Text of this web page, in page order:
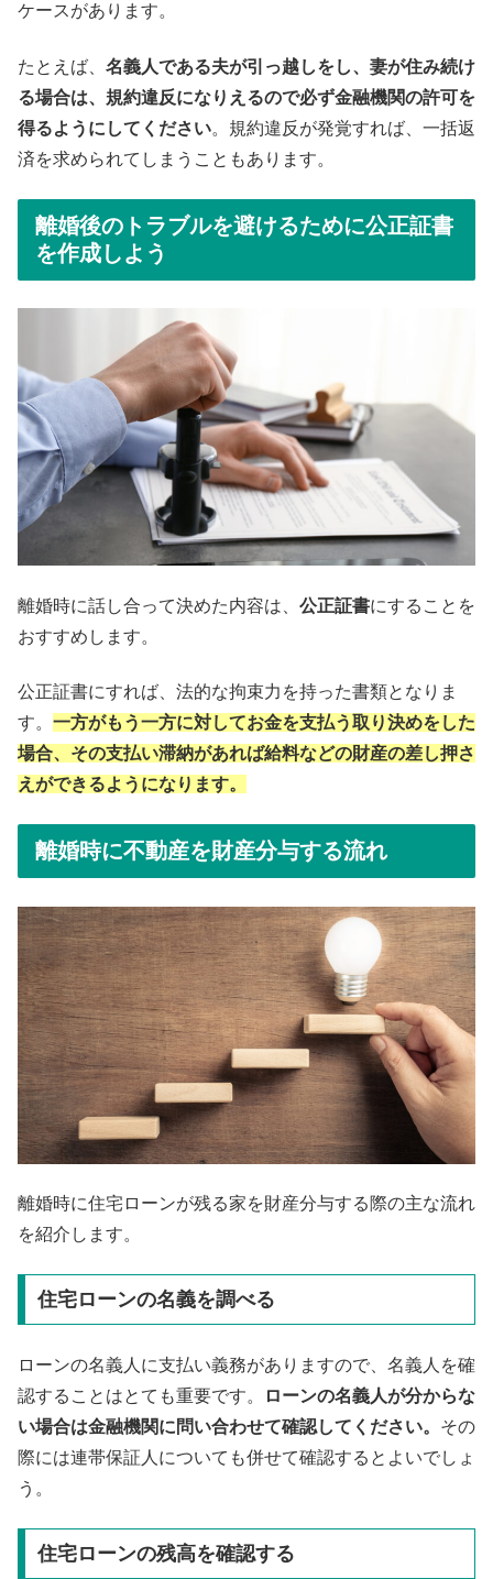
ケースがあります。
たとえば、 名義人である夫が引っ越しをし、妻が住み続け
る場合は、規約違反になりえるので必ず金融機関の許可を
得るようにしてください。規約違反が発覚すれば、一括返
済を求められてしまうこともあります。
離婚後のトラブルを避けるために公正証書
を作成しよう
離婚時に話し合って決めた内容は、 公正証書にすることを
おすすめします。
公正証書にすれば、法的な拘束力を持った書類となりま
す。 一方がもう一方に対してお金を支払う取り決めをした
場合、その支払い滞納があれば給料などの財産の差し押さ
えができるようになります。
離婚時に不動産を財産分与する流れ
離婚時に住宅ローンが残る家を財産分与する際の主な流れ
を紹介します。
住宅ローンの名義を調べる
ローンの名義人に支払い義務がありますので、名義人を確
認することはとても重要です。
ローンの名義人が分からな
い場合は金融機関に問い合わせて確認してください。 その
際には連帯保証人についても併せて確認するとよいでしょ
う。
住宅ローンの残高を確認する